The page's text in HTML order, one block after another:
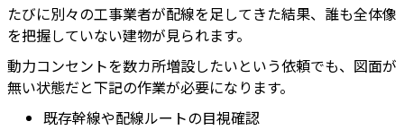
たびに別々の工事業者が配線を足してきた結果、誰も全体像
を把握していない建物が見られます。
動力コンセントを数カ所増設したいという依頼でも、図面が
無い状態だと下記の作業が必要になります。
既存幹線や配線ルートの目視確認